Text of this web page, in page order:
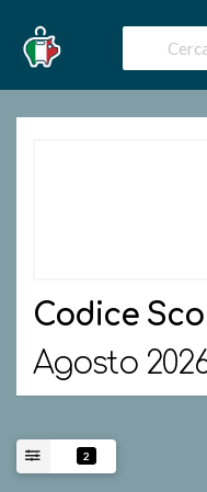
Codice
Agosto
2